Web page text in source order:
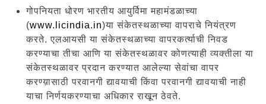
गोपनियता धोरण भारतीय आयुर्विमा महामंडळाच्या
(www.licindia.in)या संकेतस्थळाच्या वापराचे नियंत्रण
करते. एलआयसी या संकेतस्थळाच्या वापरकर्त्याची निवड
करण्याचा तीचा आणि या संकेतस्थळावर कोणत्याही व्यक्तीला या
संकेतस्थळावर प्रदान करण्यात आलेल्या सेवांचा वापर
करण्य़ासाठी परवानगी द्यावयाची किंवा परवानगी द्यावयाची नाही
याचा निर्णयकरण्याचा अधिकार राखून ठेवते.